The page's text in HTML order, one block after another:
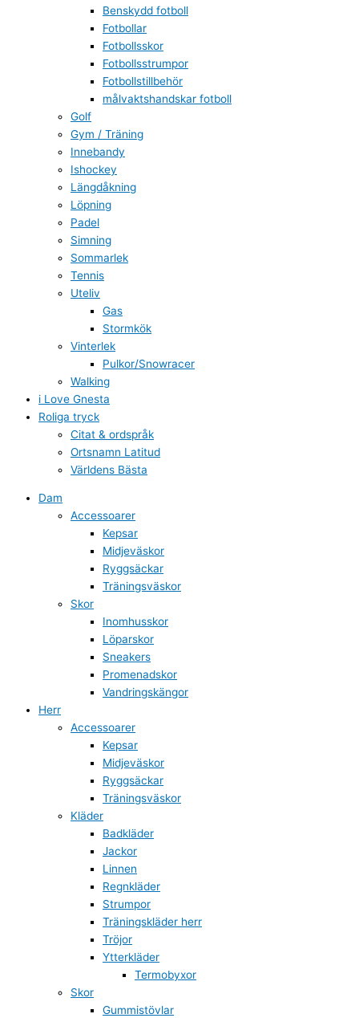
Benskydd fotboll
Fotbollar
Fotbollsskor
Fotbollsstrumpor
Fotbollstillbehör
målvaktshandskar fotboll
Golf
Gym / Träning
Innebandy
Ishockey
Längdåkning
Löpning
Padel
Simning
Sommarlek
Tennis
Uteliv
Gas
Stormkök
Vinterlek
Pulkor/Snowracer
Walking
i Love Gnesta
Roliga tryck
Citat & ordspråk
Ortsnamn Latitud
Världens Bästa
Dam
Accessoarer
Kepsar
Midjeväskor
Ryggsäckar
Träningsväskor
Skor
Inomhusskor
Löparskor
Sneakers
Promenadskor
Vandringskängor
Herr
Accessoarer
Kepsar
Midjeväskor
Ryggsäckar
Träningsväskor
Kläder
Badkläder
Jackor
Linnen
Regnkläder
Strumpor
Träningskläder herr
Tröjor
Ytterkläder
Termobyxor
Skor
Gummistövlar